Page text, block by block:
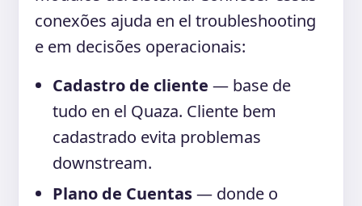
conexões ajuda en el troubleshooting
e em decisões operacionais:
Cadastro de cliente — base de
tudo en el Quaza. Cliente bem
cadastrado evita problemas
downstream.
Plano de Cuentas— donde o